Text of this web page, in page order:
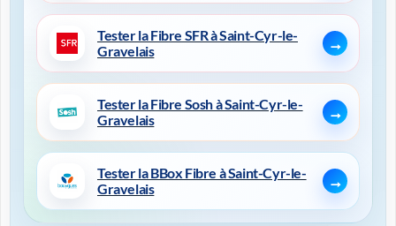
Tester la Fibre SFR à Saint-Cyr-le-
Gravelais
Tester la Fibre Sosh à Saint-Cyr-le-
Gravelais
Tester la BBox Fibre à Saint-Cyr-le-
Gravelais